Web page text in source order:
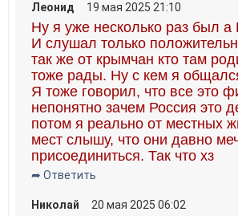
Леонид 19 мая 2025 21:10
Ну я уже несколько раз был
И слушал только
так же от крымчан кто там
тоже рады. Ну с кем я
Я тоже говорил, что все это
непонятно зачем Россия это
потом я реально от местных
мест слышу, что они давно
присоединиться. Так что хз
➦ Ответить
Николай 20 мая 2025 06:02